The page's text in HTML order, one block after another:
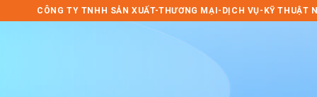
to
CÔNG TY TNHH SẢN XUẤT-THƯƠNG MẠI-DỊCH VỤ-KỸ THUẬT